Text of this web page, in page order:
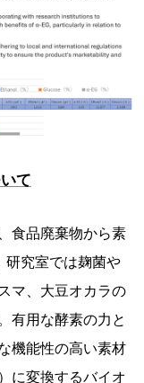
て
食品廃棄物から素
研究室では麹菌や
マ、大豆オカラの
有用な酵素の力と
機能性の高い素材
に変換するバイオ